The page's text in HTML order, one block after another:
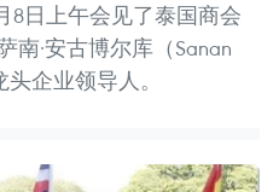
8日上午会见了泰国商会
南·安古博尔库（Sanan
企业领导人。